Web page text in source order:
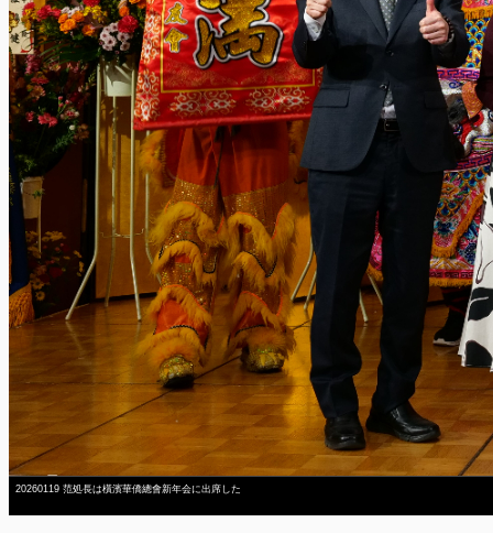
20260119 范処長は橫濱華僑總會新年会に出席した